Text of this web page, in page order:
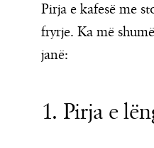
Pirja e kafesë me
fryrje. Ka më
janë:
1. Pirja e